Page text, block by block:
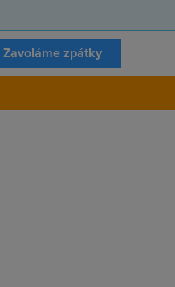
Zavoláme zpátky